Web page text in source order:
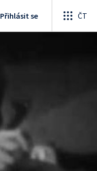
Přihlásit se ČT